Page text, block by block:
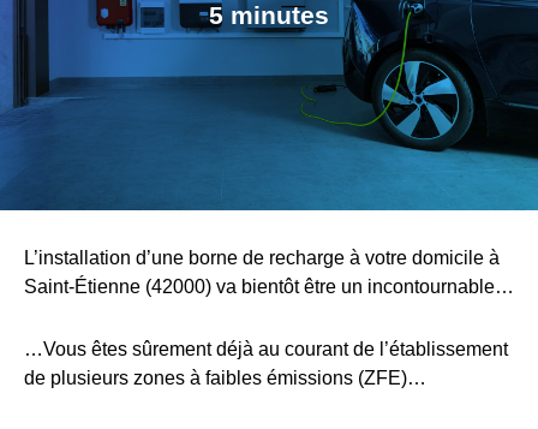
5 minutes
L’installation d’une borne de recharge à votre domicile à
Saint-Étienne (42000) va bientôt être un incontournable…
…Vous êtes sûrement déjà au courant de l’établissement
de plusieurs zones à faibles émissions (ZFE)…